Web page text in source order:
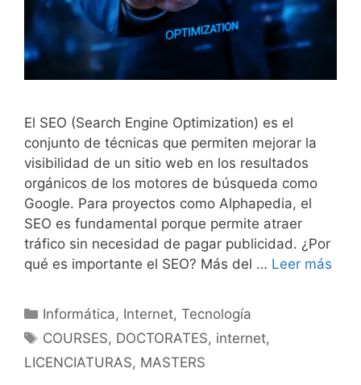
El SEO (Search Engine Optimization) es el
conjunto de técnicas que permiten mejorar la
visibilidad de un sitio web en los resultados
orgánicos de los motores de búsqueda como
Google. Para proyectos como Alphapedia, el
SEO es fundamental porque permite atraer
tráfico sin necesidad de pagar publicidad. ¿Por
qué es importante el SEO? Más del … Leer más
Categorías
Informática, Internet,Tecnología
Etiquetas
COURSES, DOCTORATES, internet,
LICENCIATURAS, MASTERS